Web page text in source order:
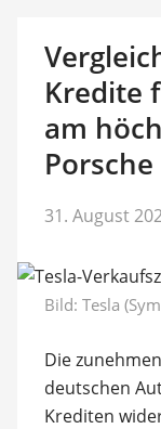
Kredite
am
Porsche
31. August
Bild: Tesla
Die
deutschen
Krediten